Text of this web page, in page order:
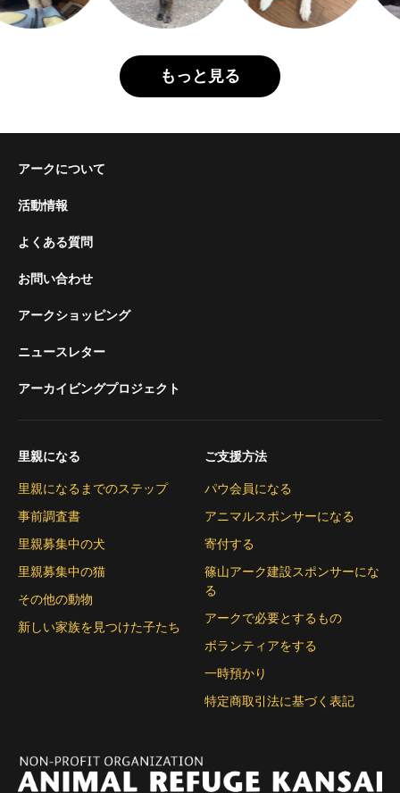
もっと見る
アークについて
活動情報
よくある質問
お問い合わせ
アークショッピング
ニュースレター
アーカイビングプロジェクト
里親になる
里親になるまでのステップ
事前調査書
里親募集中の犬
里親募集中の猫
その他の動物
新しい家族を見つけた子たち
ご支援方法
パウ会員になる
アニマルスポンサーになる
寄付する
篠山アーク建設スポンサーにな
る
アークで必要とするもの
ボランティアをする
一時預かり
特定商取引法に基づく表記